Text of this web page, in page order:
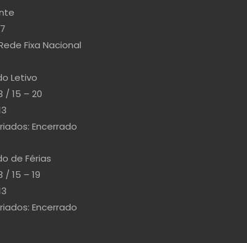
Fixa Nacional
Letivo
/ 15 – 20
Encerrado
de Férias
/ 15 – 19
Encerrado